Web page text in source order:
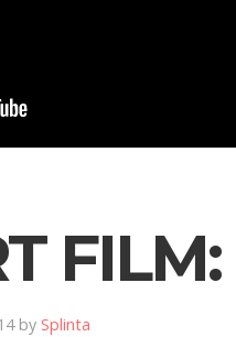
by Splinta